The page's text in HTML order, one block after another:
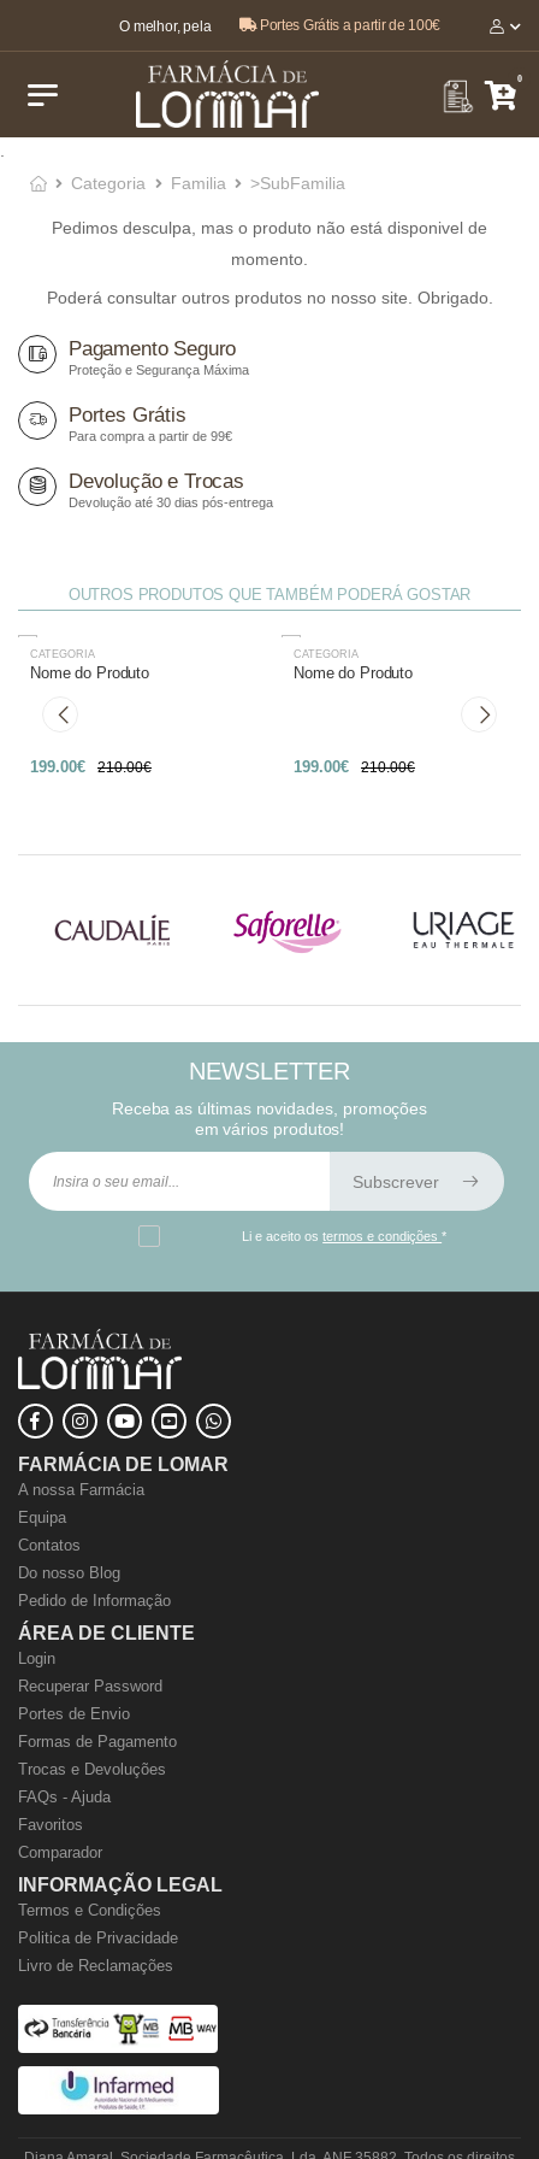
O melhor, pela sua saúde e bem-estar 🤍
Portes Grátis a partir de 100€
0
Categoria
Familia >SubFamilia
Pedimos desculpa, mas o produto não está disponivel de
momento.
Poderá consultar outros produtos no nosso site. Obrigado.
Pagamento Seguro
Proteção e Segurança Máxima
Portes Grátis
Para compra a partir de 99€
Devolução e Trocas
Devolução até 30 dias pós-entrega
OUTROS PRODUTOS QUE TAMBÉM PODERÁ GOSTAR
-27%
CATEGORIA
Nome do Produto
199.00€ 210.00€
-27%
CATEGORIA
Nome do Produto
199.00€ 210.00€
NEWSLETTER
Receba as últimas novidades, promoções
em vários produtos!
Subscrever
Li e aceito ostermos e condições*
FARMÁCIA DE LOMAR
A nossa Farmácia
Equipa
Contatos
Do nosso Blog
Pedido de Informação
ÁREA DE CLIENTE
Login
Recuperar Password
Portes de Envio
Formas de Pagamento
Trocas e Devoluções
FAQs - Ajuda
Favoritos
Comparador
INFORMAÇÃO LEGAL
Termos e Condições
Politica de Privacidade
Livro de Reclamações